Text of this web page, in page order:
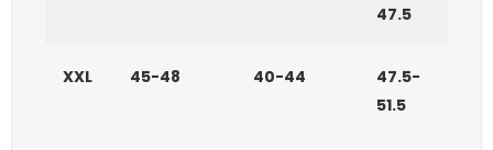
47.5
XXL 45-48 40-44
47.5-
51.5